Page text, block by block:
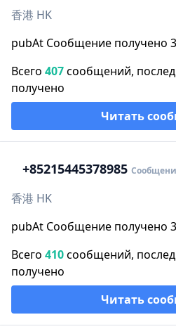
香港 HK
pubAt Сообщение получено
Всего 407сообщений,
получено
Читать
+85215445378985
香港 HK
pubAt Сообщение получено
Всего 410сообщений,
получено
Читать